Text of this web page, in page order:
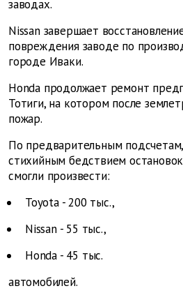
заводах.
Nissan завершает
повреждения заводе по
городе Иваки.
Honda продолжает ремонт
Тотиги, на котором после
пожар.
По предварительным подсчетам,
стихийным бедствием
смогли произвести:
Toyota - 200 тыс.,
Nissan - 55 тыс.,
Honda - 45 тыс.
автомобилей.